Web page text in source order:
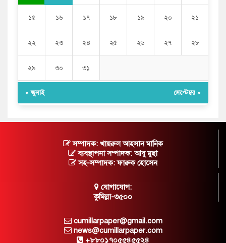
১৫ ১৬ ১৭ ১৮ ১৯ ২০ ২১
২২ ২৩ ২৪ ২৫ ২৬ ২৭ ২৮
২৯ ৩০ ৩১
« জুলাই সেপ্টেম্বর »
সম্পাদক: খায়রুল আহসান মানিক
ব্যবস্থাপনা সম্পাদক: আবু মুছা
সহ-সম্পাদক: ফারুক হোসেন
যোগাযোগ:
কুমিল্লা-৩৫০০
cumillarpaper@gmail.com
news@cumillarpaper.com
+৮৮০১৭০৫৫৪৫৫২৪